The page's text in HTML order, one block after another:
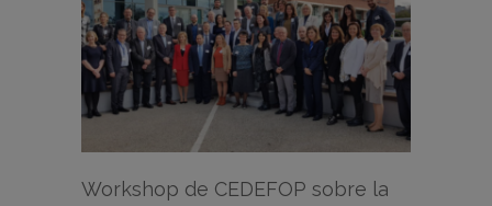
Workshop de CEDEFOP sobre la